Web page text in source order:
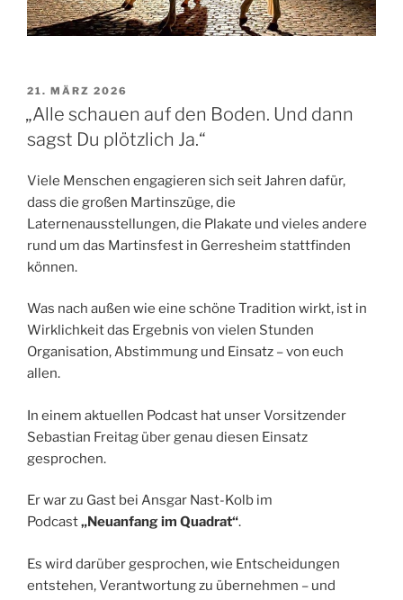
VERÖFFENTLICHT
AM
21. MÄRZ 2026
„Alle schauen auf den Boden. Und dann
sagst Du plötzlich Ja.“
Viele Menschen engagieren sich seit Jahren dafür,
dass die großen Martinszüge, die
Laternenausstellungen, die Plakate und vieles andere
rund um das Martinsfest in Gerresheim stattfinden
können.
Was nach außen wie eine schöne Tradition wirkt, ist in
Wirklichkeit das Ergebnis von vielen Stunden
Organisation, Abstimmung und Einsatz – von euch
allen.
In einem aktuellen Podcast hat unser Vorsitzender
Sebastian Freitag über genau diesen Einsatz
gesprochen.
Er war zu Gast bei Ansgar Nast-Kolb im
Podcast„Neuanfang im Quadrat“.
Es wird darüber gesprochen, wie Entscheidungen
entstehen, Verantwortung zu übernehmen – und